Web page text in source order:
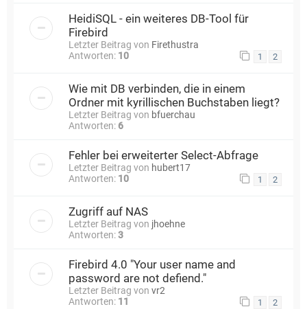
HeidiSQL - ein weiteres DB-Tool für
Firebird
Letzter Beitrag von Firethustra
Antworten: 10 1 2
Wie mit DB verbinden, die in einem
Ordner mit kyrillischen Buchstaben liegt?
Letzter Beitrag von bfuerchau
Antworten: 6
Fehler bei erweiterter Select-Abfrage
Letzter Beitrag von hubert17
Antworten: 10 1 2
Zugriff auf NAS
Letzter Beitrag von jhoehne
Antworten:3
Firebird 4.0 "Your user name and
password are not defiend."
Letzter Beitrag von vr2
Antworten: 11 1 2